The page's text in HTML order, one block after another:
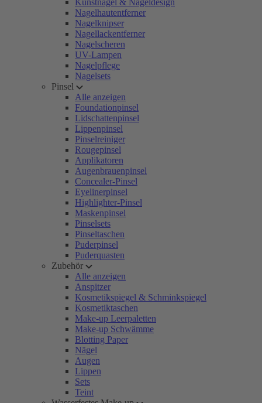
Kunstnägel & Nageldesign
Nagelhautentferner
Nagelknipser
Nagellackentferner
Nagelscheren
UV-Lampen
Nagelpflege
Nagelsets
Pinsel
Alle anzeigen
Foundationpinsel
Lidschattenpinsel
Lippenpinsel
Pinselreiniger
Rougepinsel
Applikatoren
Augenbrauenpinsel
Concealer-Pinsel
Eyelinerpinsel
Highlighter-Pinsel
Maskenpinsel
Pinselsets
Pinseltaschen
Puderpinsel
Puderquasten
Zubehör
Alle anzeigen
Anspitzer
Kosmetikspiegel & Schminkspiegel
Kosmetiktaschen
Make-up Leerpaletten
Make-up Schwämme
Blotting Paper
Nägel
Augen
Lippen
Sets
Teint